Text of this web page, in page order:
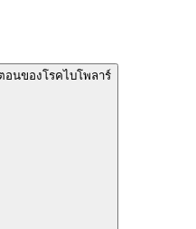
นของโรคไบโพลาร์